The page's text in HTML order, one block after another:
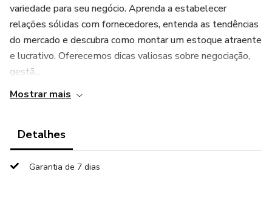
variedade para seu negócio. Aprenda a estabelecer
relações sólidas com fornecedores, entenda as tendências
do mercado e descubra como montar um estoque atraente
e lucrativo. Oferecemos dicas valiosas sobre negociação,
gestã...
Mostrar mais
Detalhes
Garantia de 7 dias